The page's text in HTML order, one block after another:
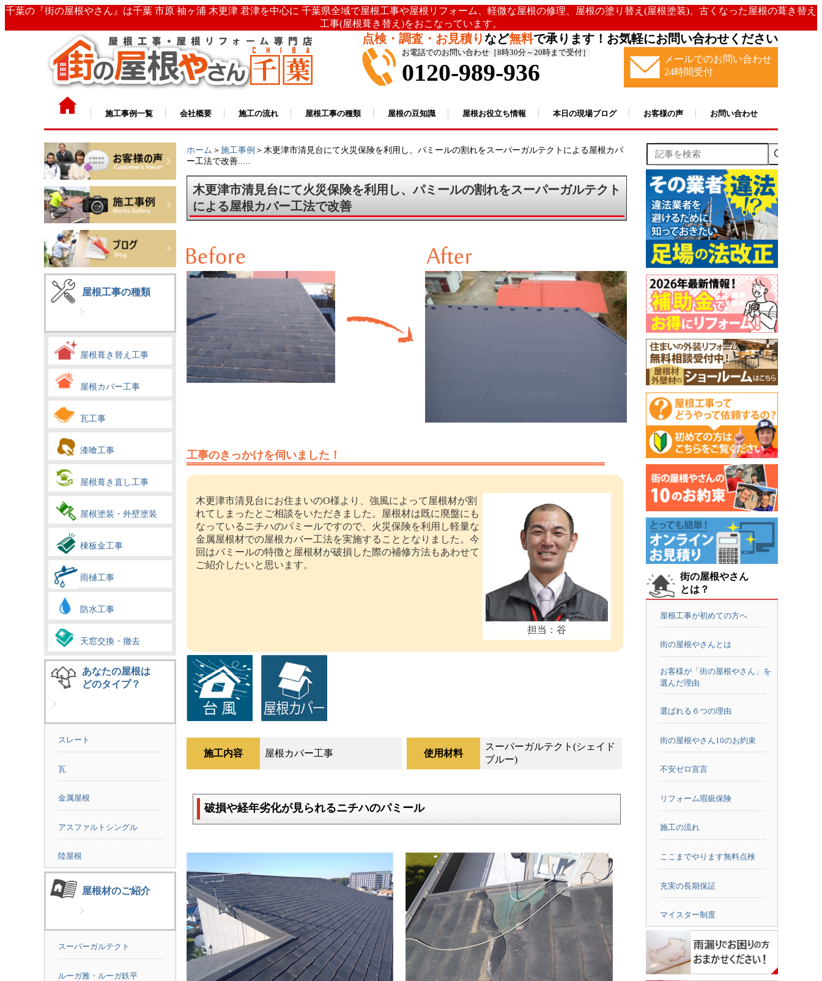
千葉の『街の屋根やさん』は千葉 市原 袖ヶ浦 木更津 君津を中心に 千葉県全域で屋根工事や屋根リフォーム、軽微な屋根の修理、屋根の塗り替え(屋根塗装)、古くなった屋根の葺き替え
工事(屋根葺き替え)をおこなっています。
点検・調査・お見積りなど無料で承ります！お気軽にお問い合わせください
お電話でのお問い合わせ［8時30分～20時まで受付］
0120-989-936
メールでのお問い合わせ
24時間受付
施工事例一覧 会社概要 施工の流れ 屋根工事の種類 屋根の豆知識 屋根お役立ち情報 本日の現場ブログ お客様の声 お問い合わせ
屋根工事の種類
屋根葺き替え工事
屋根カバー工事
瓦工事
漆喰工事
屋根葺き直し工事
屋根塗装・外壁塗装
棟板金工事
雨樋工事
防水工事
天窓交換・撤去
あなたの屋根は
どのタイプ？
スレート
瓦
金属屋根
アスファルトシングル
陸屋根
屋根材のご紹介
スーパーガルテクト
ルーガ雅・ルーガ鉄平
ホーム ＞ 施工事例 ＞木更津市清見台にて火災保険を利用し、パミールの割れをスーパーガルテクトによる屋根カバ
ー工法で改善.....
木更津市清見台にて火災保険を利用し、パミールの割れをスーパーガルテクト
による屋根カバー工法で改善
工事のきっかけを伺いました！
担当：谷
木更津市清見台にお住まいのO様より、強風によって屋根材が割
れてしまったとご相談をいただきました。屋根材は既に廃盤にも
なっているニチハのパミールですので、火災保険を利用し軽量な
金属屋根材での屋根カバー工法を実施することとなりました。今
回はパミールの特徴と屋根材が破損した際の補修方法もあわせて
ご紹介したいと思います。
施工内容 屋根カバー工事 使用材料
スーパーガルテクト(シェイド
ブルー)
破損や経年劣化が見られるニチハのパミール
記事を検索
街の屋根やさん
とは？
屋根工事が初めての方へ
街の屋根やさんとは
お客様が「街の屋根やさん」を
選んだ理由
選ばれる６つの理由
街の屋根やさん10のお約束
不安ゼロ宣言
リフォーム瑕疵保険
施工の流れ
ここまでやります無料点検
充実の長期保証
マイスター制度